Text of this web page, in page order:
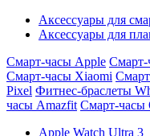
Аксессуары для
Аксессуары для
Смарт-часы Apple Смарт-
Смарт-часы Xiaomi
Pixel Фитнес-браслеты
часы Amazfit Смарт-часы
Apple Watch Ultra 3